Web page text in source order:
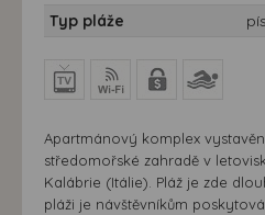
Typ pláže
Apartmánový komplex
středomořské zahradě v
Kalábrie (Itálie). Pláž je zde
pláži je návštěvníkům